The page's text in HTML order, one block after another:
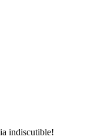
indiscutible!